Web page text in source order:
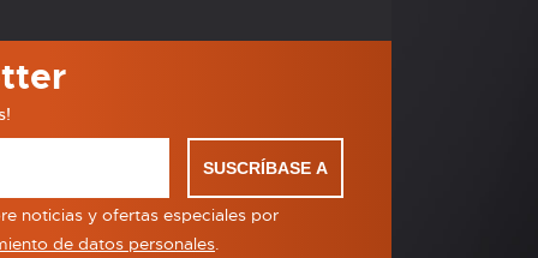
SUSCRÍBASE A
noticias y ofertas especiales por
de datos personales.